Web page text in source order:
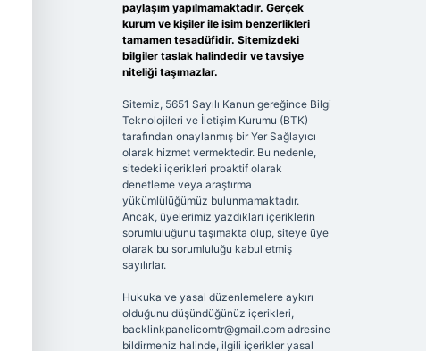
paylaşım yapılmamaktadır. Gerçek
kurum ve kişiler ile isim benzerlikleri
tamamen tesadüfidir. Sitemizdeki
bilgiler taslak halindedir ve tavsiye
niteliği taşımazlar.
Sitemiz, 5651 Sayılı Kanun gereğince Bilgi
Teknolojileri ve İletişim Kurumu (BTK)
tarafından onaylanmış bir Yer Sağlayıcı
olarak hizmet vermektedir. Bu nedenle,
sitedeki içerikleri proaktif olarak
denetleme veya araştırma
yükümlülüğümüz bulunmamaktadır.
Ancak, üyelerimiz yazdıkları içeriklerin
sorumluluğunu taşımakta olup, siteye üye
olarak bu sorumluluğu kabul etmiş
sayılırlar.
Hukuka ve yasal düzenlemelere aykırı
olduğunu düşündüğünüz içerikleri,
backlinkpanelicomtr@gmail.comadresine
bildirmeniz halinde, ilgili içerikler yasal